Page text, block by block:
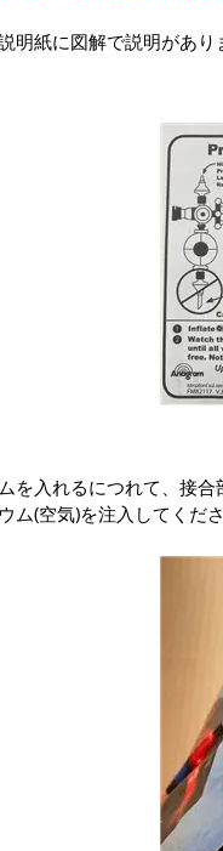
明紙に図解で説明があり
を入れるにつれて、接
ム(空気)を注入してくださ